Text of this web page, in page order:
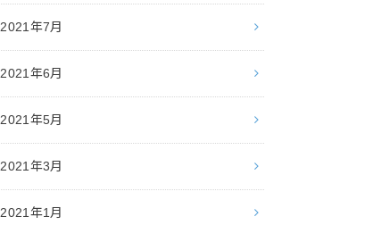
2021年7月
2021年6月
2021年5月
2021年3月
2021年1月